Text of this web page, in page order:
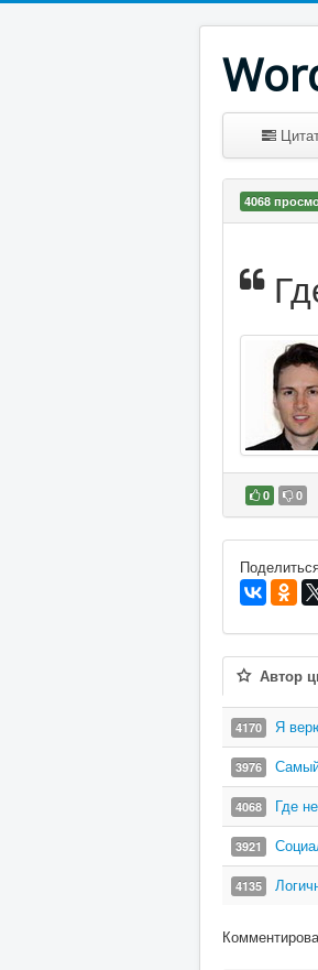
4068
0 0
В
Автор
4170 Я
3976
4068 Где
3921
4135